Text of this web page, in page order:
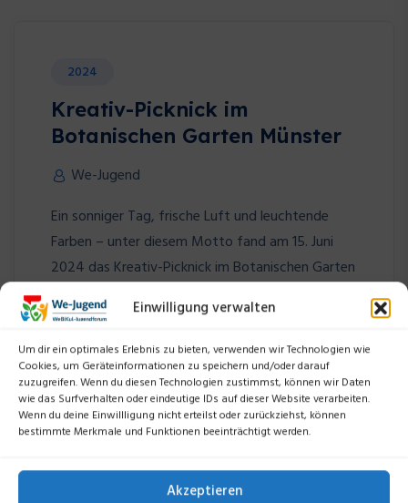
Einwilligung verwalten
Um dir ein optimales Erlebnis zu bieten, verwenden wir Technologien wie
Cookies, um Geräteinformationen zu speichern und/oder darauf
zuzugreifen. Wenn du diesen Technologien zustimmst, können wir Daten
wie das Surfverhalten oder eindeutige IDs auf dieser Website verarbeiten.
Wenn du deine Einwillligung nicht erteilst oder zurückziehst, können
bestimmte Merkmale und Funktionen beeinträchtigt werden.
Akzeptieren
2024
Kreativ-Picknick im
Botanischen Garten Münster
We-Jugend
Ein sonniger Tag, frische Luft und leuchtende
Farben – unter diesem Motto fand am 15. Juni
2024 das Kreativ-Picknick im Botanischen Garten
Münster statt. Sechs Jugendliche der 10. und 11.
[…]
WEITERLESEN